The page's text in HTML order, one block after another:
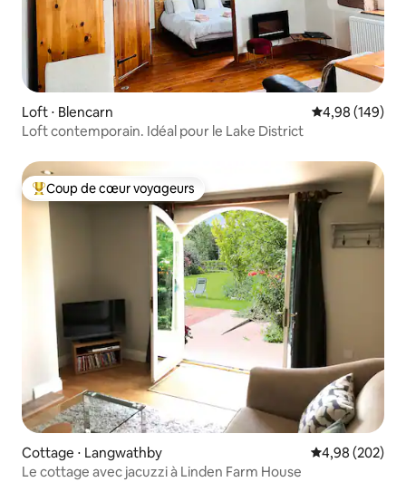
Loft ⋅ Blencarn Évaluation
4,98 (149)
Loft contemporain. Idéal pour le Lake District
Coups de cœur voyageurs les plus appréciés
Coup de cœur voyageurs
Cottage ⋅ Langwathby Évaluation
4,98 (202)
Le cottage avec jacuzzi à Linden Farm House